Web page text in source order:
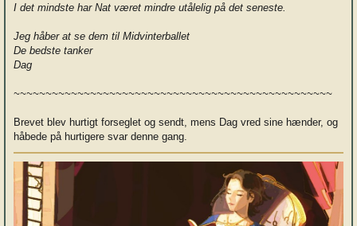
I det mindste har Nat været mindre utålelig på det seneste.
Jeg håber at se dem til Midvinterballet
De bedste tanker
Dag
~~~~~~~~~~~~~~~~~~~~~~~~~~~~~~~~~~~~~~~~~~~~~~~~~~
Brevet blev hurtigt forseglet og sendt, mens Dag vred sine hænder, og
håbede på hurtigere svar denne gang.